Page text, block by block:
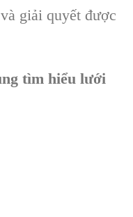
giải quyết được
tìm hiểu lưới